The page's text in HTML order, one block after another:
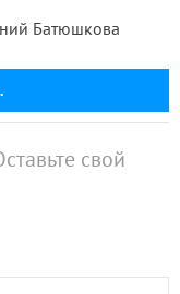
Батюшкова
свой